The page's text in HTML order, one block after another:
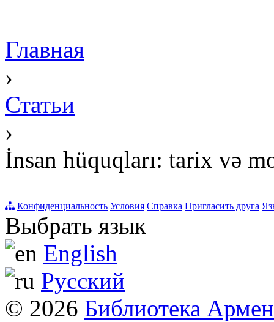
Главная
›
Статьи
›
İnsan hüquqları: tarix və
Конфиденциальность Условия Справка Пригласить друга
Выбрать язык
English
Русский
© 2026 Библиотека